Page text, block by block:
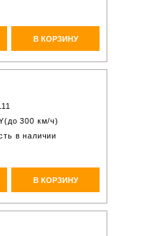
В КОРЗИНУ
300 км/ч)
в наличии
В КОРЗИНУ